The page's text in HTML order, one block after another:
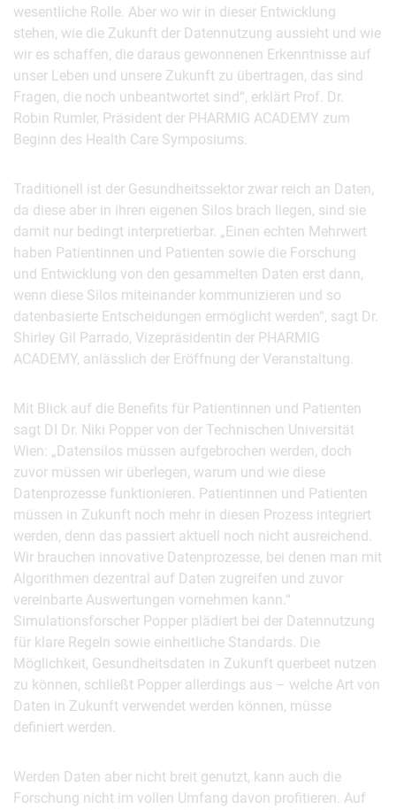
wesentliche Rolle. Aber wo wir in dieser Entwicklung
stehen, wie die Zukunft der Datennutzung aussieht und wie
wir es schaffen, die daraus gewonnenen Erkenntnisse auf
unser Leben und unsere Zukunft zu übertragen, das sind
Fragen, die noch unbeantwortet sind“, erklärt Prof. Dr.
Robin Rumler, Präsident der PHARMIG ACADEMY zum
Beginn des Health Care Symposiums.
Traditionell ist der Gesundheitssektor zwar reich an Daten,
da diese aber in ihren eigenen Silos brach liegen, sind sie
damit nur bedingt interpretierbar. „Einen echten Mehrwert
haben Patientinnen und Patienten sowie die Forschung
und Entwicklung von den gesammelten Daten erst dann,
wenn diese Silos miteinander kommunizieren und so
datenbasierte Entscheidungen ermöglicht werden“, sagt Dr.
Shirley Gil Parrado, Vizepräsidentin der PHARMIG
ACADEMY, anlässlich der Eröffnung der Veranstaltung.
Mit Blick auf die Benefits für Patientinnen und Patienten
sagt DI Dr. Niki Popper von der Technischen Universität
Wien: „Datensilos müssen aufgebrochen werden, doch
zuvor müssen wir überlegen, warum und wie diese
Datenprozesse funktionieren. Patientinnen und Patienten
müssen in Zukunft noch mehr in diesen Prozess integriert
werden, denn das passiert aktuell noch nicht ausreichend.
Wir brauchen innovative Datenprozesse, bei denen man mit
Algorithmen dezentral auf Daten zugreifen und zuvor
vereinbarte Auswertungen vornehmen kann.“
Simulationsforscher Popper plädiert bei der Datennutzung
für klare Regeln sowie einheitliche Standards. Die
Möglichkeit, Gesundheitsdaten in Zukunft querbeet nutzen
zu können, schließt Popper allerdings aus – welche Art von
Daten in Zukunft verwendet werden können, müsse
definiert werden.
Werden Daten aber nicht breit genutzt, kann auch die
Forschung nicht im vollen Umfang davon profitieren. Auf